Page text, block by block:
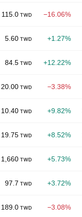
115.0 TWD −16.06%
5.60 TWD +1.27%
84.5 TWD +12.22%
20.00 TWD −3.38%
10.40 TWD +9.82%
19.75 TWD +8.52%
1,660 TWD +5.73%
97.7 TWD +3.72%
189.0 TWD −3.08%